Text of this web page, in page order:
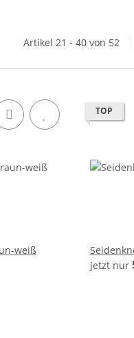
Artikel 21 - 40 von 52
weiß
TOP
jetzt nur